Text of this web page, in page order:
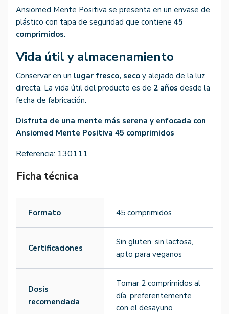
Ansiomed Mente Positiva se presenta en un envase de
plástico con tapa de seguridad que contiene 45
comprimidos.
Vida útil y almacenamiento
Conservar en un lugar fresco, seco y alejado de la luz
directa. La vida útil del producto es de 2 años desde la
fecha de fabricación.
Disfruta de una mente más serena y enfocada con
Ansiomed Mente Positiva 45 comprimidos
Referencia: 130111
Ficha técnica
Formato 45 comprimidos
Certificaciones
Sin gluten, sin lactosa,
apto para veganos
Dosis
recomendada
Tomar 2 comprimidos al
día, preferentemente
con el desayuno